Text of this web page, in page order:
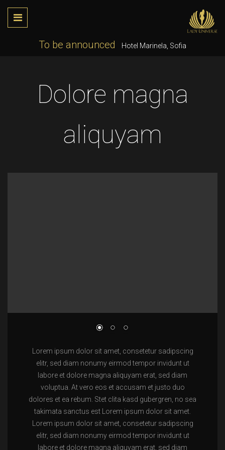
To be announced Hotel Marinela, Sofia
Dolore magna
aliquyam
Lorem ipsum dolor sit amet, consetetur sadipscing
elitr, sed diam nonumy eirmod tempor invidunt ut
labore et dolore magna aliquyam erat, sed diam
voluptua. At vero eos et accusam et justo duo
dolores et ea rebum. Stet clita kasd gubergren, no sea
takimata sanctus est Lorem ipsum dolor sit amet.
Lorem ipsum dolor sit amet, consetetur sadipscing
elitr, sed diam nonumy eirmod tempor invidunt ut
labore et dolore magna aliquyam erat, sed diam